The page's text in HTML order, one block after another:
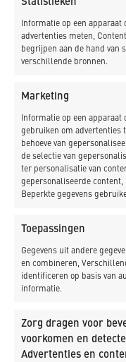
Statistieken
Informatie op een apparaat
advertenties meten,
begrijpen aan de hand van
verschillende bronnen.
Marketing
Informatie op een
gebruiken om advertenties
behoeve van
de selectie van
ter personalisatie van
gepersonaliseerde
Beperkte gegevens
Toepassingen
Gegevens uit andere
en combineren,
identificeren op basis van
informatie.
Zorg dragen voor
voorkomen en
Advertenties en
– Realisatie in een
Klik om
deze